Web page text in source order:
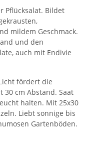
Pflücksalat. Bildet
mildem Geschmack.
und den
auch mit Endivie
fördert die
30 cm Abstand. Saat
halten. Mit 25x30
Liebt sonnige bis
Gartenböden.